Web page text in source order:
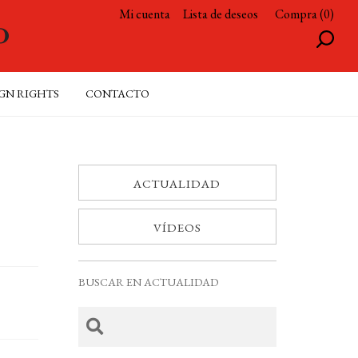
Mi cuenta Lista de deseos Compra (0)
RIGHTS CONTACTO
ACTUALIDAD
VÍDEOS
BUSCAR EN ACTUALIDAD